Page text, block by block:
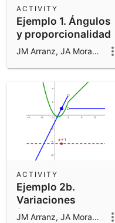
Ejemplo 1. Ángulos
y proporcionalidad
ACTIVITY
JM Arranz, JA Mora, M Sada y R Losada
Ejemplo 2b.
Variaciones
funcionales
ACTIVITY
JM Arranz, JA Mora, M Sada y R Losada